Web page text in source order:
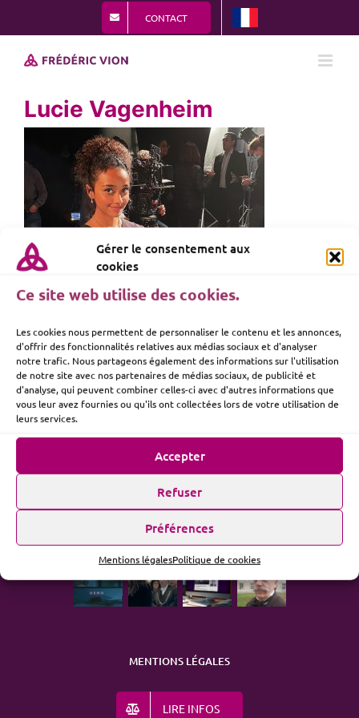
Gérer le consentement aux
cookies
Ce site web utilise des cookies.
Les cookies nous permettent de personnaliser le contenu et les annonces,
d'offrir des fonctionnalités relatives aux médias sociaux et d'analyser
notre trafic. Nous partageons également des informations sur l'utilisation
de notre site avec nos partenaires de médias sociaux, de publicité et
d'analyse, qui peuvent combiner celles-ci avec d'autres informations que
vous leur avez fournies ou qu'ils ont collectées lors de votre utilisation de
leurs services.
Accepter
Refuser
Préférences
Mentions légalesPolitique de cookies
au
contenu
CONTACT
Lucie Vagenheim
ME SUIVRE
ACTUALITÉ
MENTIONS LÉGALES
LIRE INFOS